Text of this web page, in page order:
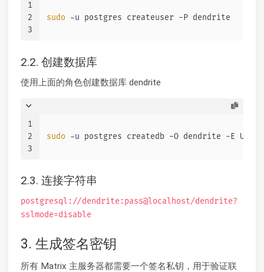
1
2
3
sudo -u postgres createuser -P dendrite
2.2. 创建数据库
使用上面的角色创建数据库 dendrite
1
2
3
sudo -u postgres createdb -O dendrite -E UTF-
2.3. 连接字符串
postgresql://dendrite:pass@localhost/dendrite?
sslmode=disable
3. 生成签名密钥
所有 Matrix 主服务器都需要一个签名私钥，用于验证联